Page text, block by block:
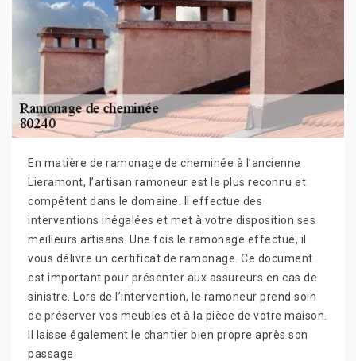
En matière de ramonage de cheminée à l’ancienne
Lieramont, l’artisan ramoneur est le plus reconnu et
compétent dans le domaine. Il effectue des
interventions inégalées et met à votre disposition ses
meilleurs artisans. Une fois le ramonage effectué, il
vous délivre un certificat de ramonage. Ce document
est important pour présenter aux assureurs en cas de
sinistre. Lors de l’intervention, le ramoneur prend soin
de préserver vos meubles et à la pièce de votre maison.
Il laisse également le chantier bien propre après son
passage.